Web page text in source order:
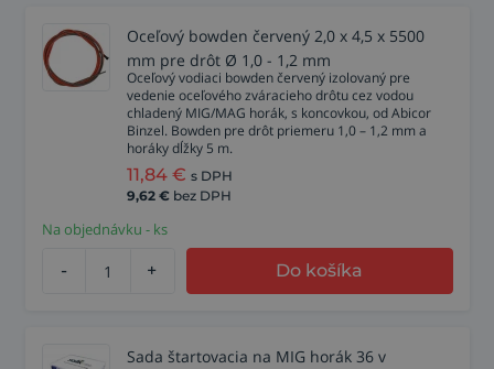
Oceľový bowden červený 2,0 x 4,5 x 5500
mm pre drôt Ø 1,0 - 1,2 mm
Oceľový vodiaci bowden červený izolovaný pre
vedenie oceľového zváracieho drôtu cez vodou
chladený MIG/MAG horák, s koncovkou, od Abicor
Binzel. Bowden pre drôt priemeru 1,0 – 1,2 mm a
horáky dĺžky 5 m.
11,84 € s DPH
9,62 € bez DPH
Na objednávku - ks
- + Do košíka
Sada štartovacia na MIG horák 36 v